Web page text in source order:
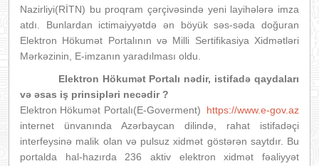
Nazirliyi(RİTN) bu proqram çərçivəsində yeni layihələrə imza
atdı. Bunlardan ictimaiyyətdə ən böyük səs-səda doğuran
Elektron Hökumət Portalının və Milli Sertifikasiya Xidmətləri
Mərkəzinin, E-imzanın yaradılması oldu.
Elektron Hökumət Portalı nədir, istifadə qaydaları
və əsas iş prinsipləri necədir ?
Elektron Hökumət Portalı(E-Goverment) https://www.e-gov.az
internet ünvanında Azərbaycan dilində, rahat istifadəçi
interfeysinə malik olan və pulsuz xidmət göstərən saytdır. Bu
portalda hal-hazırda 236 aktiv elektron xidmət fəaliyyət